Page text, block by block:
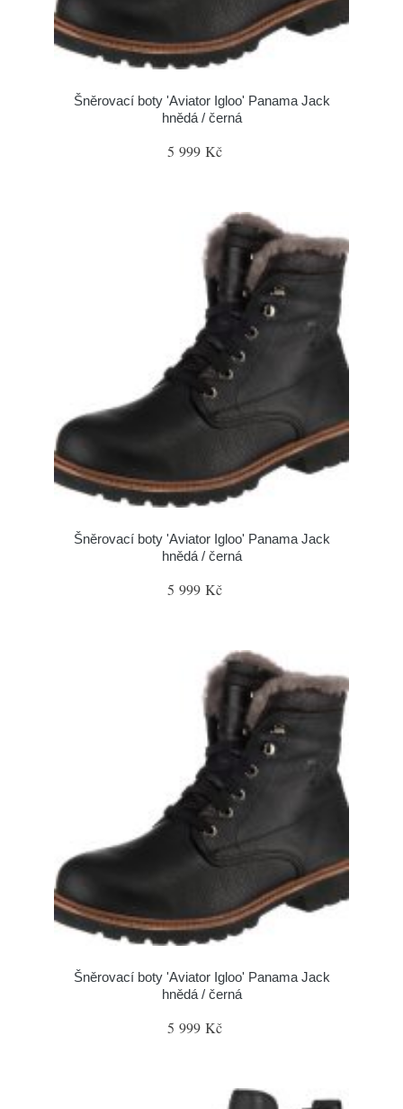
Šněrovací boty 'Aviator Igloo' Panama Jack
hnědá / černá
5 999 Kč
Šněrovací boty 'Aviator Igloo' Panama Jack
hnědá / černá
5 999 Kč
Šněrovací boty 'Aviator Igloo' Panama Jack
hnědá / černá
5 999 Kč